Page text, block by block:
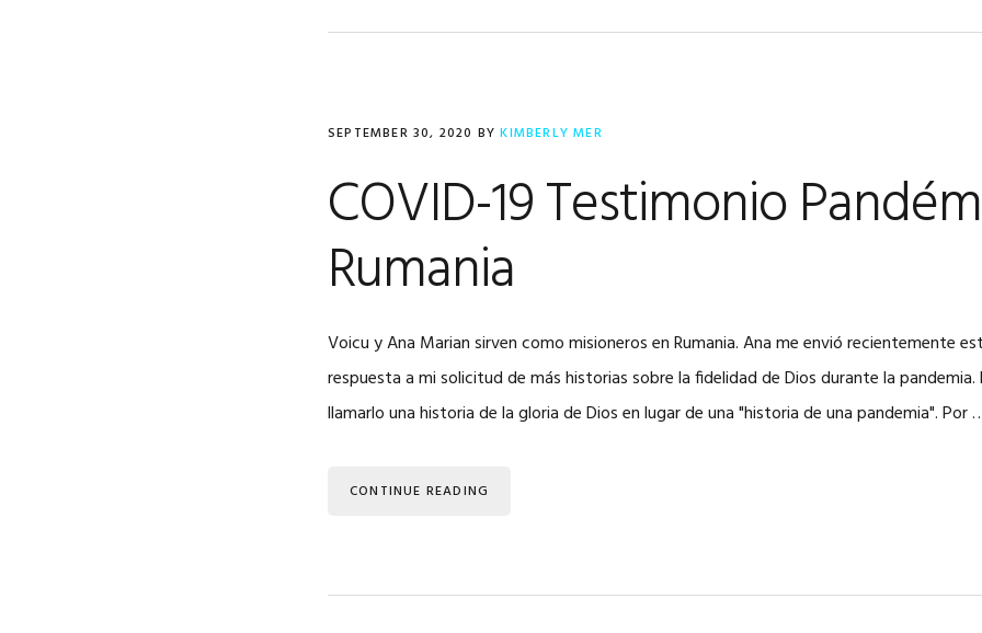
SEPTEMBER 30, 2020 BYKIMBERLY MER
COVID-19 Testimonio
Rumania
Voicu y Ana Marian sirven como misioneros en Rumania. Ana me envió recientemente
respuesta a mi solicitud de más historias sobre la fidelidad de Dios durante la
llamarlo una historia de la gloria de Dios en lugar de una "historia de una pandemia". Por
CONTINUE READING